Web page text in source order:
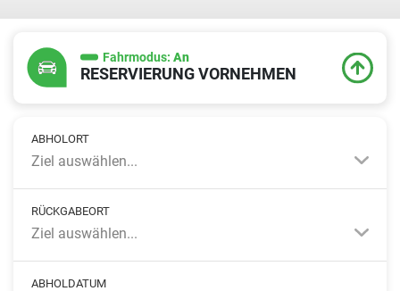
Fahrmodus: An
RESERVIERUNG VORNEHMEN
ABHOLORT
Ziel auswählen...
RÜCKGABEORT
Ziel auswählen...
ABHOLDATUM